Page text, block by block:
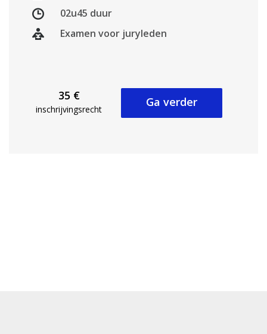
02u45 duur
Examen voor juryleden
35 €
inschrijvingsrecht
Ga verder